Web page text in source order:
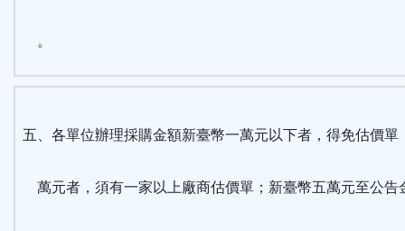
。
五、各單位辦理採購金額新臺幣一萬元以下者，得免估價單
萬元者，須有一家以上廠商估價單；新臺幣五萬元至公告